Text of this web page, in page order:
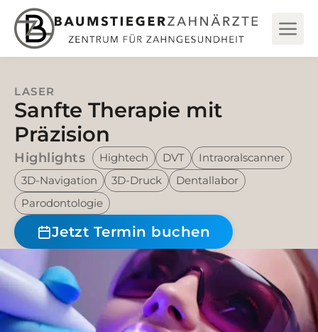
LASER
Sanfte Therapie mit
Präzision
Highlights Hightech DVT
Intraoralscanner
3D-Navigation
3D-Druck
Dentallabor
Parodontologie
Jetzt Termin buchen